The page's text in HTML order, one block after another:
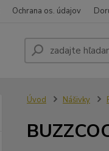
Ochrana os. údajov
Úvod Nášivky